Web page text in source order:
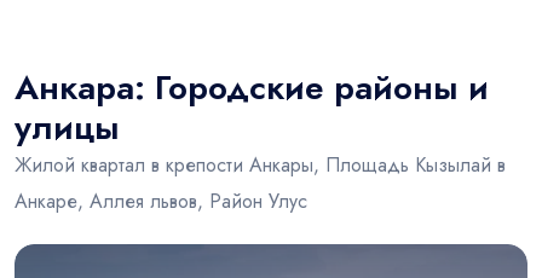
Анкара: Городские районы и
улицы
Жилой квартал в крепости Анкары, Площадь Кызылай в
Анкаре, Аллея львов, Район Улус